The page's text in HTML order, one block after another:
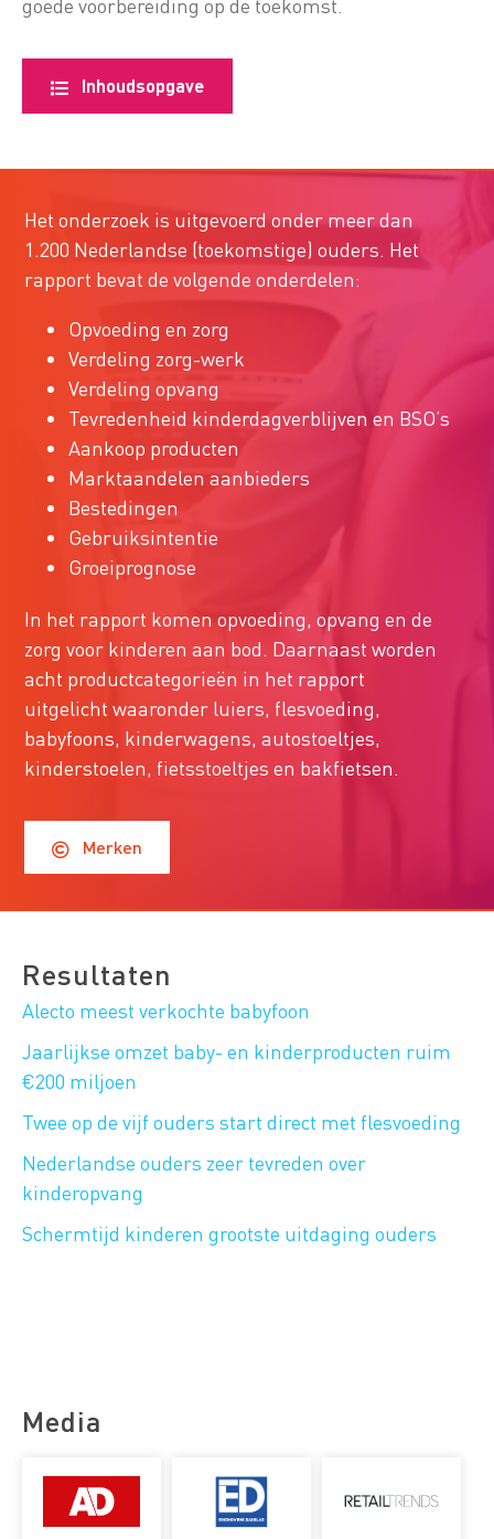
goede voorbereiding op de toekomst.
Inhoudsopgave
Het onderzoek is uitgevoerd onder meer dan
1.200 Nederlandse (toekomstige) ouders. Het
rapport bevat de volgende onderdelen:
Opvoeding en zorg
Verdeling zorg-werk
Verdeling opvang
Tevredenheid kinderdagverblijven en BSO’s
Aankoop producten
Marktaandelen aanbieders
Bestedingen
Gebruiksintentie
Groeiprognose
In het rapport komen opvoeding, opvang en de
zorg voor kinderen aan bod. Daarnaast worden
acht productcategorieën in het rapport
uitgelicht waaronder luiers, flesvoeding,
babyfoons, kinderwagens, autostoeltjes,
kinderstoelen, fietsstoeltjes en bakfietsen.
Merken
Resultaten
Alecto meest verkochte babyfoon
Jaarlijkse omzet baby- en kinderproducten ruim
€200 miljoen
Twee op de vijf ouders start direct met flesvoeding
Nederlandse ouders zeer tevreden over
kinderopvang
Schermtijd kinderen grootste uitdaging ouders
Media